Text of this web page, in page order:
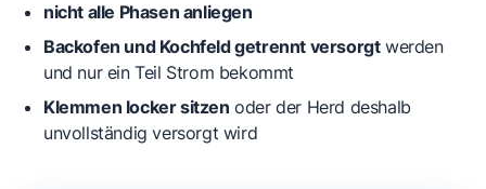
nicht alle Phasen anliegen
Backofen und Kochfeld getrennt versorgtwerden
und nur ein Teil Strom bekommt
Klemmen locker sitzen oder der Herd deshalb
unvollständig versorgt wird